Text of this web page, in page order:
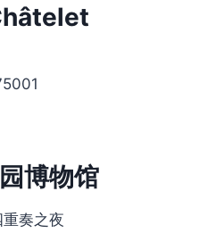
博物馆
奏之夜